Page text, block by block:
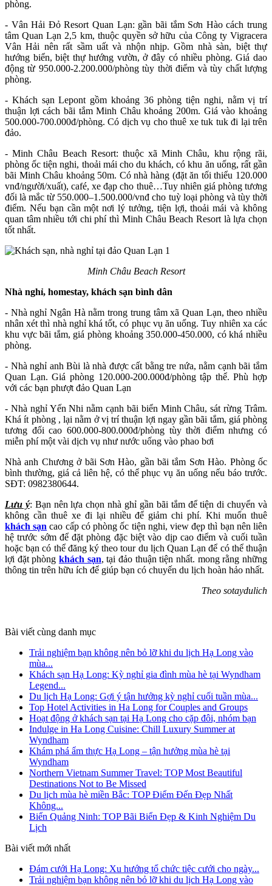
phòng.
- Vân Hải Đỏ Resort Quan Lạn: gần bãi tắm Sơn Hào cách trung
tâm Quan Lạn 2,5 km, thuộc quyền sở hữu của Công ty Vigracera
Vân Hải nên rất sầm uất và nhộn nhịp. Gồm nhà sàn, biệt thự
hướng biển, biệt thự hướng vườn, ở đây có nhiều phòng. Giá dao
động từ 950.000-2.200.000/phòng tùy thời điểm và tùy chất lượng
phòng.
- Khách sạn Lepont gồm khoảng 36 phòng tiện nghi, nằm vị trí
thuận lợi cách bãi tắm Minh Châu khoảng 200m. Giá vào khoảng
500.000-700.000đ/phòng. Có dịch vụ cho thuê xe tuk tuk đi lại trên
đảo.
- Minh Châu Beach Resort: thuộc xã Minh Châu, khu rộng rãi,
phòng ốc tiện nghi, thoải mái cho du khách, có khu ăn uống, rất gần
bãi Minh Châu khoảng 50m. Có nhà hàng (đặt ăn tối thiểu 120.000
vnđ/người/xuất), café, xe đạp cho thuê…Tuy nhiên giá phòng tương
đối là mắc từ 550.000–1.500.000/vnđ cho tuỳ loại phòng và tùy thời
điểm. Nếu bạn cần một nơi lý tưởng, tiện lợi, thoải mái và không
quan tâm nhiều tới chi phí thì Minh Châu Beach Resort là lựa chọn
tốt nhất.
Minh Châu Beach Resort
Nhà nghỉ, homestay, khách sạn bình dân
- Nhà nghỉ Ngân Hà nằm trong trung tâm xã Quan Lạn, theo nhiều
nhân xét thì nhà nghỉ khá tốt, có phục vụ ăn uống. Tuy nhiên xa các
khu vực bãi tắm, giá phòng khoảng 350.000-450.000, có khá nhiều
phòng.
- Nhà nghỉ anh Bùi là nhà được cất bằng tre nứa, nằm cạnh bãi tắm
Quan Lạn. Giá phòng 120.000-200.000đ/phòng tập thể. Phù hợp
với các bạn phượt đảo Quan Lạn
- Nhà nghỉ Yến Nhi nằm cạnh bãi biển Minh Châu, sát rừng Trâm.
Khá ít phòng , lại nằm ở vị trí thuận lợi ngay gần bãi tắm, giá phòng
tương đối cao 600.000-800.000đ/phòng tùy thời điểm nhưng có
miễn phí một vài dịch vụ như nước uống vào phao bơi
Nhà anh Chương ở bãi Sơn Hào, gần bãi tắm Sơn Hào. Phòng ốc
bình thường, giá cả liên hệ, có thể phục vụ ăn uống nếu báo trước.
SĐT: 0982380644.
Lưu ý: Bạn nên lựa chọn nhà ghỉ gần bãi tắm để tiện di chuyển và
không cần thuê xe đi lại nhiều để giảm chi phí. Khi muốn thuê
khách sạn cao cấp có phòng ốc tiện nghi, view đẹp thì bạn nên liên
hệ trước sớm để đặt phòng đặc biệt vào dịp cao điểm và cuối tuần
hoặc bạn có thể đăng ký theo tour du lịch Quan Lạn để có thể thuận
lợi đặt phòng khách sạn, tại đảo thuận tiện nhất. mong rằng những
thông tin trên hữu ích để giúp bạn có chuyến du lịch hoàn hảo nhất.
Theo sotaydulich
Bài viết cùng danh mục
Trải nghiệm bạn không nên bỏ lỡ khi du lịch Hạ Long vào
mùa...
Khách sạn Hạ Long: Kỳ nghỉ gia đình mùa hè tại Wyndham
Legend...
Du lịch Hạ Long: Gợi ý tận hưởng kỳ nghỉ cuối tuần mùa...
Top Hotel Activities in Ha Long for Couples and Groups
Hoạt động ở khách sạn tại Hạ Long cho cặp đôi, nhóm bạn
Indulge in Ha Long Cuisine: Chill Luxury Summer at
Wyndham
Khám phá ẩm thực Hạ Long – tận hưởng mùa hè tại
Wyndham
Northern Vietnam Summer Travel: TOP Most Beautiful
Destinations Not to Be Missed
Du lịch mùa hè miền Bắc: TOP Điểm Đến Đẹp Nhất
Không...
Biển Quảng Ninh: TOP Bãi Biển Đẹp & Kinh Nghiệm Du
Lịch
Bài viết mới nhất
Đám cưới Hạ Long: Xu hướng tổ chức tiệc cưới cho ngày...
Trải nghiệm bạn không nên bỏ lỡ khi du lịch Hạ Long vào